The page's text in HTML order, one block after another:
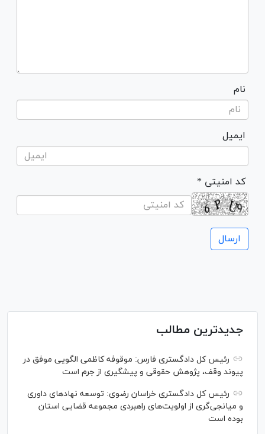
نام
ایمیل
* کد امنیتی
جدیدترین مطالب
رئیس کل دادگستری فارس: موقوفه کاظمی الگویی موفق در
پیوند وقف، پژوهش حقوقی و پیشگیری از جرم است
رئیس کل دادگستری خراسان رضوی: توسعه نهاد‌های داوری
و میانجی‌گری از اولویت‌های راهبردی مجموعه قضایی استان
بوده است